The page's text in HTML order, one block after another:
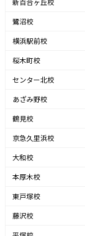
鷺沼校
横浜駅前校
桜木町校
センター北校
あざみ野校
鶴見校
京急久里浜校
大和校
本厚木校
東戸塚校
藤沢校